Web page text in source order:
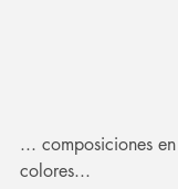
... composiciones
colores...